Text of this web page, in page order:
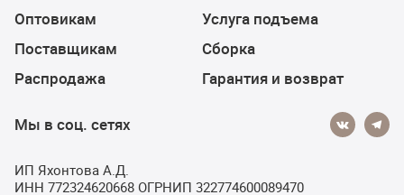
Оптовикам
Поставщикам
Распродажа
Услуга подъема
Сборка
Гарантия и возврат
Мы в соц. сетях
ИП Яхонтова А.Д.
ИНН 772324620668 ОГРНИП 322774600089470